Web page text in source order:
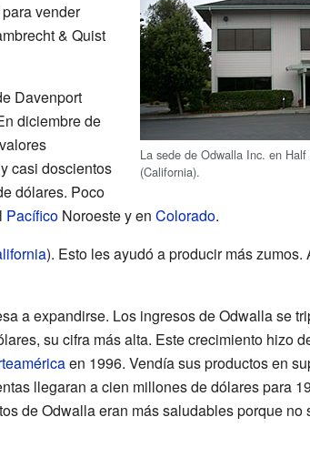
La sede de Odwalla Inc. en
(California).
vender
& Quist
Davenport
diciembre de
casi doscientos
dólares. Poco
PacíficoNoroeste y en Colorado.
). Esto les ayudó a producir más zumos.
a expandirse. Los ingresos de Odwalla se
su cifra más alta. Este crecimiento hizo
en 1996. Vendía sus productos en
llegaran a cien millones de dólares para
de Odwalla eran más saludables porque no